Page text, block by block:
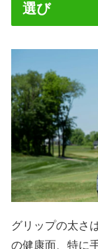
選び
グリップの太さ
の健康面、特に